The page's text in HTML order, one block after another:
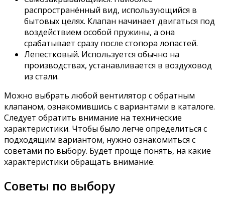
распространённый вид, использующийся в
бытовых целях. Клапан начинает двигаться под
воздействием особой пружины, а она
срабатывает сразу после стопора лопастей.
Лепестковый. Используется обычно на
производствах, устанавливается в воздуховод
из стали.
Можно выбрать любой вентилятор с обратным
клапаном, ознакомившись с вариантами в каталоге.
Следует обратить внимание на технические
характеристики. Чтобы было легче определиться с
подходящим вариантом, нужно ознакомиться с
советами по выбору. Будет проще понять, на какие
характеристики обращать внимание.
Советы по выбору